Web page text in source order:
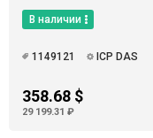
В наличии
1149121 ICP DAS
358.68 $
29 199.31 ₽